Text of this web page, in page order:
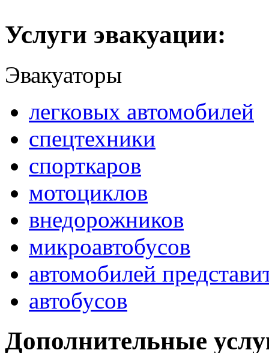
Услуги эвакуации:
Эвакуаторы
легковых автомобилей
спецтехники
спорткаров
мотоциклов
внедорожников
микроавтобусов
автомобилей
автобусов
Дополнительные